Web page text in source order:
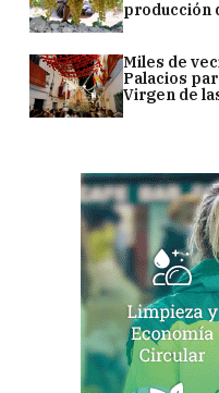
producción
Miles de
Palacios
Virgen de